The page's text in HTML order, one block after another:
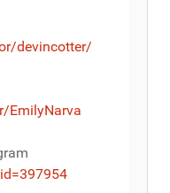
devincotter/
EmilyNarva